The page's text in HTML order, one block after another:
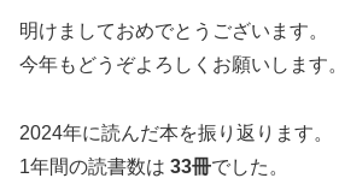
明けましておめでとうございます。
今年もどうぞよろしくお願いします。
2024年に読んだ本を振り返ります。
1年間の読書数は 33冊でした。